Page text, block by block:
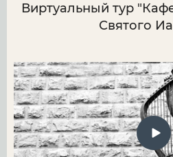
Виртуальный тур
Святого